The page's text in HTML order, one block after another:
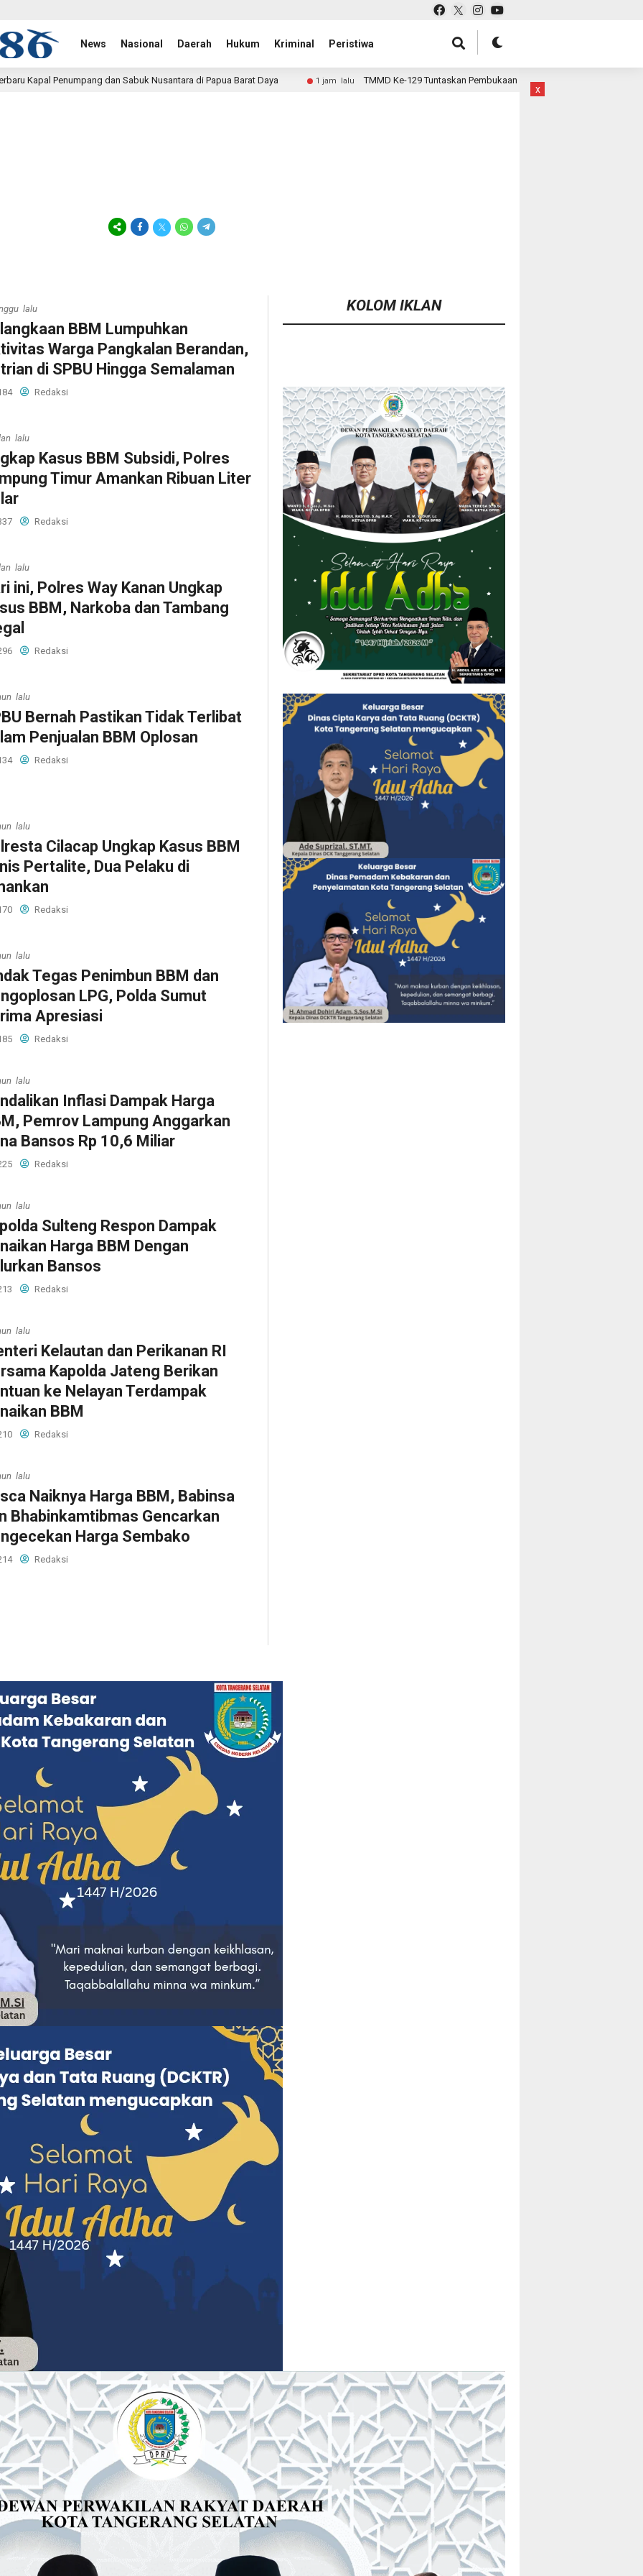
News Nasional Daerah Hukum Kriminal Peristiwa
Nusantara di Papua Barat Daya 1 jam lalu TMMD Ke-129 Tuntaskan Pembukaan Lahan 1 Hektar, Siap Ditanami untuk Perkuat Ketahanan
lalu
BBM Lumpuhkan
Warga Pangkalan Berandan,
di SPBU Hingga Semalaman
Redaksi
lalu
Kasus BBM Subsidi, Polres
Timur Amankan Ribuan Liter
Redaksi
lalu
ini, Polres Way Kanan Ungkap
BBM, Narkoba dan Tambang
Redaksi
lalu
Bernah Pastikan Tidak Terlibat
Penjualan BBM Oplosan
Redaksi
lalu
Cilacap Ungkap Kasus BBM
Pertalite, Dua Pelaku di
Redaksi
lalu
Tegas Penimbun BBM dan
LPG, Polda Sumut
Apresiasi
Redaksi
lalu
Inflasi Dampak Harga
Pemrov Lampung Anggarkan
Bansos Rp 10,6 Miliar
Redaksi
lalu
Sulteng Respon Dampak
Harga BBM Dengan
Bansos
Redaksi
lalu
Kelautan dan Perikanan RI
Kapolda Jateng Berikan
ke Nelayan Terdampak
BBM
Redaksi
lalu
Naiknya Harga BBM, Babinsa
Bhabinkamtibmas Gencarkan
Harga Sembako
Redaksi
KOLOM IKLAN
x